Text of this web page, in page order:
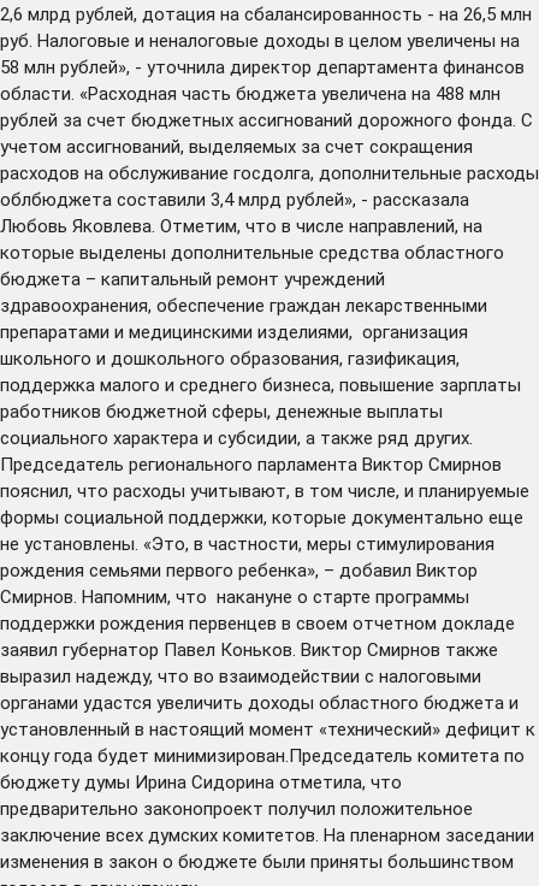
2,6 млрд рублей, дотация на сбалансированность - на 26,5 млн
руб. Налоговые и неналоговые доходы в целом увеличены на
58 млн рублей», - уточнила директор департамента финансов
области. «Расходная часть бюджета увеличена на 488 млн
рублей за счет бюджетных ассигнований дорожного фонда. С
учетом ассигнований, выделяемых за счет сокращения
расходов на обслуживание госдолга, дополнительные расходы
облбюджета составили 3,4 млрд рублей», - рассказала
Любовь Яковлева. Отметим, что в числе направлений, на
которые выделены дополнительные средства областного
бюджета – капитальный ремонт учреждений
здравоохранения, обеспечение граждан лекарственными
препаратами и медицинскими изделиями, организация
школьного и дошкольного образования, газификация,
поддержка малого и среднего бизнеса, повышение зарплаты
работников бюджетной сферы, денежные выплаты
социального характера и субсидии, а также ряд других.
Председатель регионального парламента Виктор Смирнов
пояснил, что расходы учитывают, в том числе, и планируемые
формы социальной поддержки, которые документально еще
не установлены. «Это, в частности, меры стимулирования
рождения семьями первого ребенка», – добавил Виктор
Смирнов. Напомним, что накануне о старте программы
поддержки рождения первенцев в своем отчетном докладе
заявил губернатор Павел Коньков. Виктор Смирнов также
выразил надежду, что во взаимодействии с налоговыми
органами удастся увеличить доходы областного бюджета и
установленный в настоящий момент «технический» дефицит к
концу года будет минимизирован.Председатель комитета по
бюджету думы Ирина Сидорина отметила, что
предварительно законопроект получил положительное
заключение всех думских комитетов. На пленарном заседании
изменения в закон о бюджете были приняты большинством